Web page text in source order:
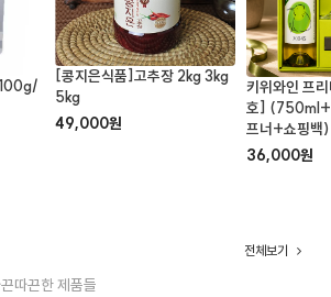
[콩지은식품]고추장 2kg 3kg
5kg
49,000원
키위와인 프
호] (750ml+
프너+쇼핑백)
36,000원
전체보기
따끈한 제품들